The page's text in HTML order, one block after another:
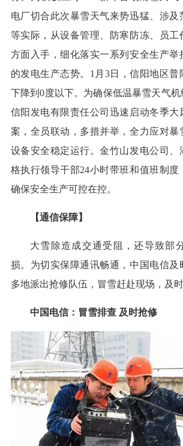
电厂切合此次暴雪天气来势迅猛、涉及
等实际，从设备管理、防寒防冻、员工
方面入手，细化落实一系列安全生产举
的发电生产态势。1月3日，信阳地区普
下降到0度以下。为确保低温暴雪天气
信阳发电有限责任公司迅速启动冬季大
案，全员联动，多措并举，全力应对暴
设备安全稳定运行。金竹山发电公司、
格执行领导干部24小时带班和值班制度
确保安全生产可控在控。
【通信保障】
大雪除造成交通受阻，还导致部
损。为切实保障通讯畅通，中国电信及
多地派出抢修队伍，冒雪赶赴现场，及
中国电信：冒雪排查 及时抢修